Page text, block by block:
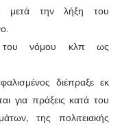
μετά την λήξη του
του νόμου κλπ ως
διέπραξε εκ
για πράξεις κατά του
της πολιτειακής